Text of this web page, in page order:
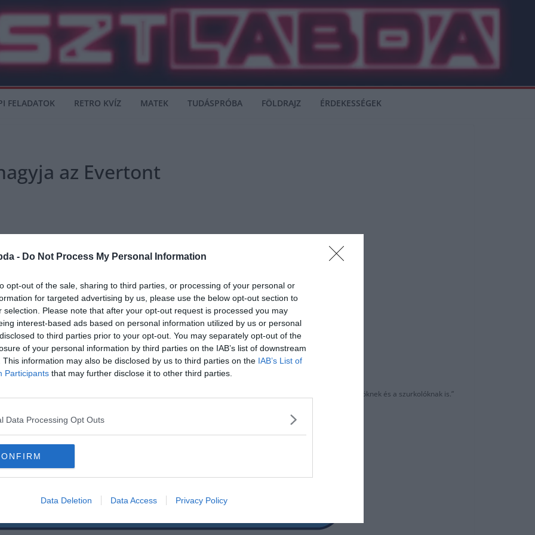
- Do Not Process My Personal Information
opt-out of the sale, sharing to third parties, or processing of your personal or
for targeted advertising by us, please use the below opt-out section to
selection. Please note that after your opt-out request is processed you may
interest-based ads based on personal information utilized by us or personal
to third parties prior to your opt-out. You may separately opt-out of the
of your personal information by third parties on the IAB’s list of downstream
This information may also be disclosed by us to third parties on the IAB’s List of
Participants that may further disclose it to other third parties.
Data Processing Opt Outs
Data Deletion Data Access Privacy Policy
FELADATOK RETRO KVÍZ MATEK TUDÁSPRÓBA FÖLDRAJZ ÉRDEKESSÉGEK
az Evertont
szezont töltött a Goodison Parkban.
Unitedtől. A “kékeknél” 386 mérkőzésen volt túl.
és a focivilágtól:
tudott döntést hozni, így sajnos az Evertonos karrierem 12 év után véget ér.”
Ahogy abban is, hogy 6 éven keresztül csapatkapitány lehettem.”
játékot, akikkel együtt játszhattam illetve köszönöm azoktól akik segítettek nekem. Mindent köszönök az elnöknek és a szurkolóknak is.”